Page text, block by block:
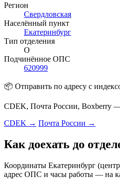
Регион
Свердловская
Населённый пункт
Екатеринбург
Тип отделения
О
Подчинённое ОПС
620999
📦 Отправить по адресу с
CDEK, Почта России, Boxberry
CDEK → Почта России →
Как доехать до
Координаты Екатеринбург
адрес ОПС и часы работы — на